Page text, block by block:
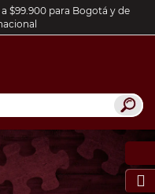
$99.900 para Bogotá y de
